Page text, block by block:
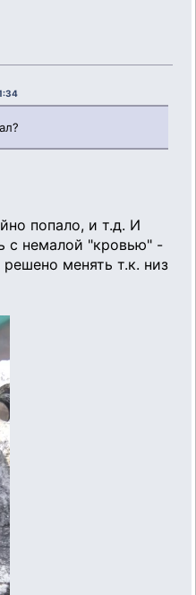
попало, и т.д. И
с немалой "кровью" -
менять т.к. низ